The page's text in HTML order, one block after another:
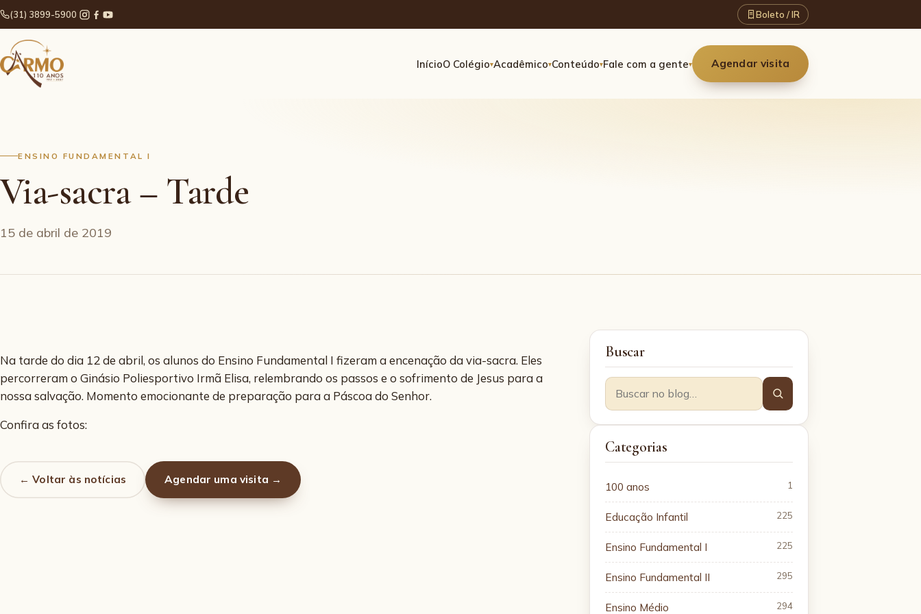
(31) 3899-5900 Boleto / IR
InícioO Colégio▾Acadêmico▾Conteúdo▾Fale com a gente▾ Agendar visita
ENSINO FUNDAMENTAL I
Via-sacra – Tarde
15 de abril de 2019
Na tarde do dia 12 de abril, os alunos do Ensino Fundamental I fizeram a encenação da via-sacra. Eles
percorreram o Ginásio Poliesportivo Irmã Elisa, relembrando os passos e o sofrimento de Jesus para a
nossa salvação. Momento emocionante de preparação para a Páscoa do Senhor.
Confira as fotos:
← Voltar às notícias Agendar uma visita →
Buscar
Categorias
100 anos 1
Educação Infantil 225
Ensino Fundamental I 225
Ensino Fundamental II 295
Ensino Médio 294